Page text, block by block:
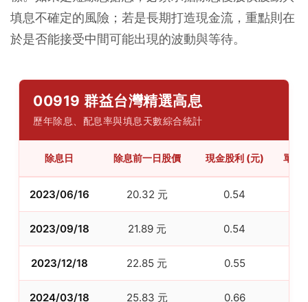
填息不確定的風險；若是長期打造現金流，重點則在
於是否能接受中間可能出現的波動與等待。
00919 群益台灣精選高息
歷年除息、配息率與填息天數綜合統計
除息日 除息前一日股價 現金股利 (元) 單季
2023/06/16 20.32 元 0.54
2023/09/18 21.89 元 0.54
2023/12/18 22.85 元 0.55
2024/03/18 25.83 元 0.66